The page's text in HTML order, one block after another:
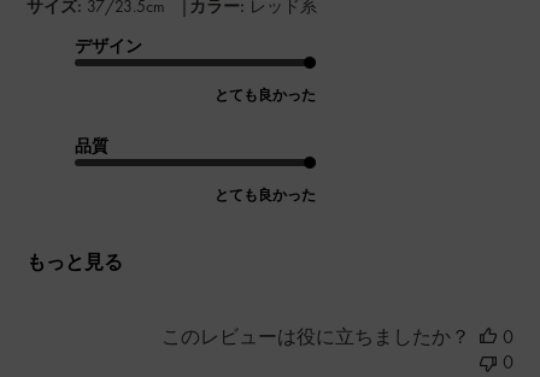
サイズ: 37/23.5cm | カラー: レッド系
デザイン
とても良かった
品質
とても良かった
もっと見る
このレビューは役に立ちましたか？
0
0